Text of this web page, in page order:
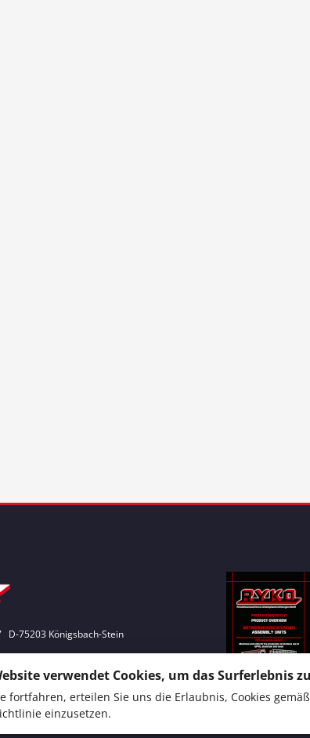
D-75203 Königsbach-Stein
18 - 0
18 – 18
verwendet Cookies, um das Surferlebnis
fortfahren, erteilen Sie uns die Erlaubnis, Cookies
einzusetzen.